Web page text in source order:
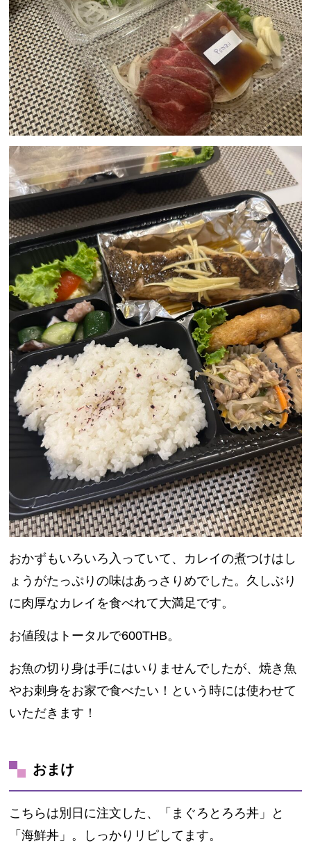
おかずもいろいろ入っていて、カレイの煮つけはし
ょうがたっぷりの味はあっさりめでした。久しぶり
に肉厚なカレイを食べれて大満足です。
お値段はトータルで600THB。
お魚の切り身は手にはいりませんでしたが、焼き魚
やお刺身をお家で食べたい！という時には使わせて
いただきます！
おまけ
こちらは別日に注文した、「まぐろとろろ丼」と
「海鮮丼」。しっかりリピしてます。